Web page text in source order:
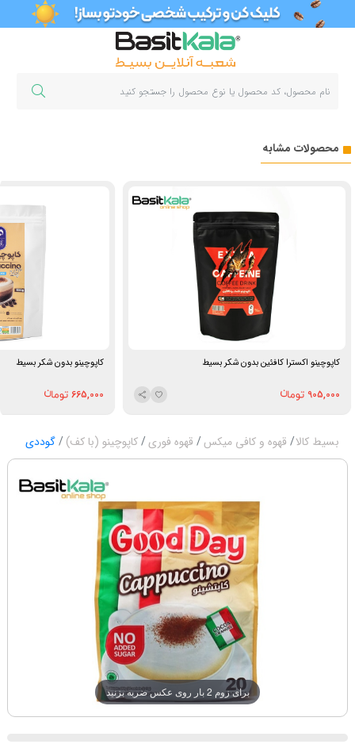
محصولات مشابه
کاپوچینو اکسترا کافئین بدون شکر بسیط
905,000
کاپوچینو بدون شکر بسیط
665,000
بسیط کالا قهوه و کافی میکس قهوه فوری کاپوچینو (با کف) گوددی
برای زوم 2 بار روی عکس ضربه بزنید